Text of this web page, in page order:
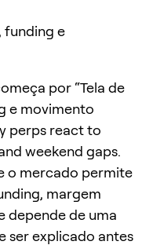
funding e
por “Tela de
e movimento
perps react to
weekend gaps.
o mercado permite
margem
depende de uma
ser explicado antes